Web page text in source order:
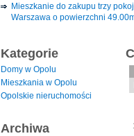
Mieszkanie do zakupu trzy
Warszawa o powierzchni
Kategorie
Domy w Opolu
Mieszkania w Opolu
Opolskie nieruchomości
Archiwa